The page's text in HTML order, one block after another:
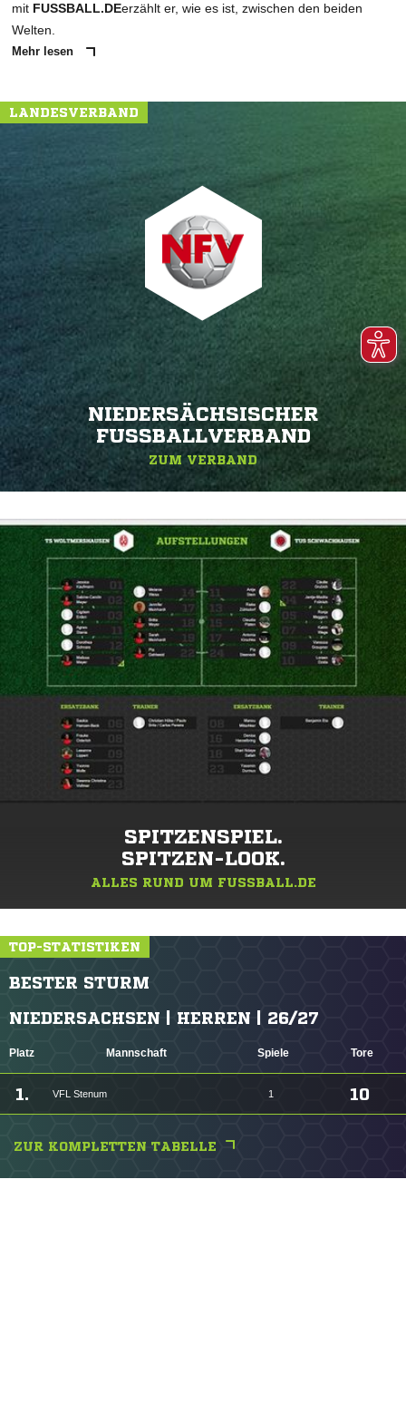
mit FUSSBALL.DEerzählt er, wie es ist, zwischen den beiden
Welten.
Mehr lesen
LANDESVERBAND
NIEDERSÄCHSISCHER
FUSSBALLVERBAND
ZUM VERBAND
SPITZENSPIEL.
SPITZEN-LOOK.
ALLES RUND UM FUSSBALL.DE
TOP-STATISTIKEN
BESTER STURM
NIEDERSACHSEN | HERREN | 26/27
Platz Mannschaft Spiele Tore
1. VFL Stenum 1 10
ZUR KOMPLETTEN TABELLE